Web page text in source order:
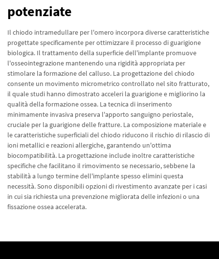
potenziate
Il chiodo intramedullare per l'omero incorpora diverse caratteristiche
progettate specificamente per ottimizzare il processo di guarigione
biologica. Il trattamento della superficie dell'implante promuove
l'osseointegrazione mantenendo una rigidità appropriata per
stimolare la formazione del calluso. La progettazione del chiodo
consente un movimento micrometrico controllato nel sito fratturato,
il quale studi hanno dimostrato acceleri la guarigione e migliorino la
qualità della formazione ossea. La tecnica di inserimento
minimamente invasiva preserva l'apporto sanguigno periostale,
cruciale per la guarigione delle fratture. La composizione materiale e
le caratteristiche superficiali del chiodo riducono il rischio di rilascio di
ioni metallici e reazioni allergiche, garantendo un'ottima
biocompatibilità. La progettazione include inoltre caratteristiche
specifiche che facilitano il rimovimento se necessario, sebbene la
stabilità a lungo termine dell'implante spesso elimini questa
necessità. Sono disponibili opzioni di rivestimento avanzate per i casi
in cui sia richiesta una prevenzione migliorata delle infezioni o una
fissazione ossea accelerata.